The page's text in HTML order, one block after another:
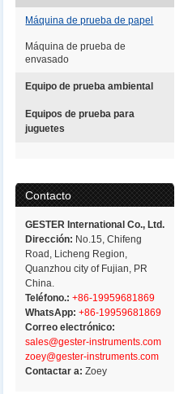
Máquina de prueba de papel
Máquina de prueba de
envasado
Equipo de prueba ambiental
Equipos de prueba para
juguetes
Contacto
GESTER International Co., Ltd.
Dirección: No.15, Chifeng
Road, Licheng Region,
Quanzhou city of Fujian, PR
China.
Teléfono.: +86-19959681869
WhatsApp: +86-19959681869
Correo electrónico:
sales@gester-instruments.com
zoey@gester-instruments.com
Contactar a:Zoey